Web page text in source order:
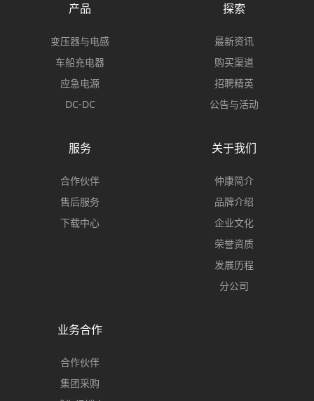
产品
变压器与电感
车船充电器
应急电源
DC-DC
探索
最新资讯
购买渠道
招聘精英
公告与活动
服务
合作伙伴
售后服务
下载中心
关于我们
仲康简介
品牌介绍
企业文化
荣誉资质
发展历程
分公司
业务合作
合作伙伴
集团采购